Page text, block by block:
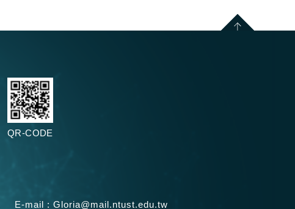
QR-CODE
E-mail :Gloria@mail.ntust.edu.tw